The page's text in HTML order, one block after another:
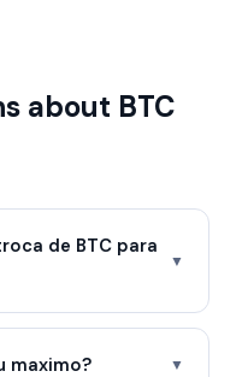
about BTC
de BTC para
▼
maximo? ▼